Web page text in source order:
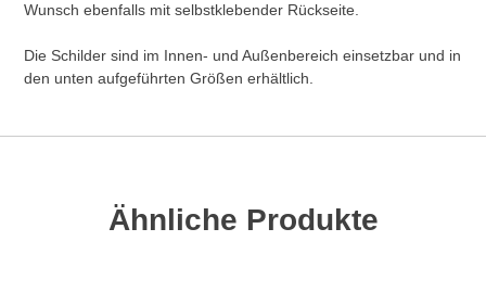
Wunsch ebenfalls mit selbstklebender Rückseite.
Die Schilder sind im Innen- und Außenbereich einsetzbar und in
den unten aufgeführten Größen erhältlich.
Ähnliche Produkte